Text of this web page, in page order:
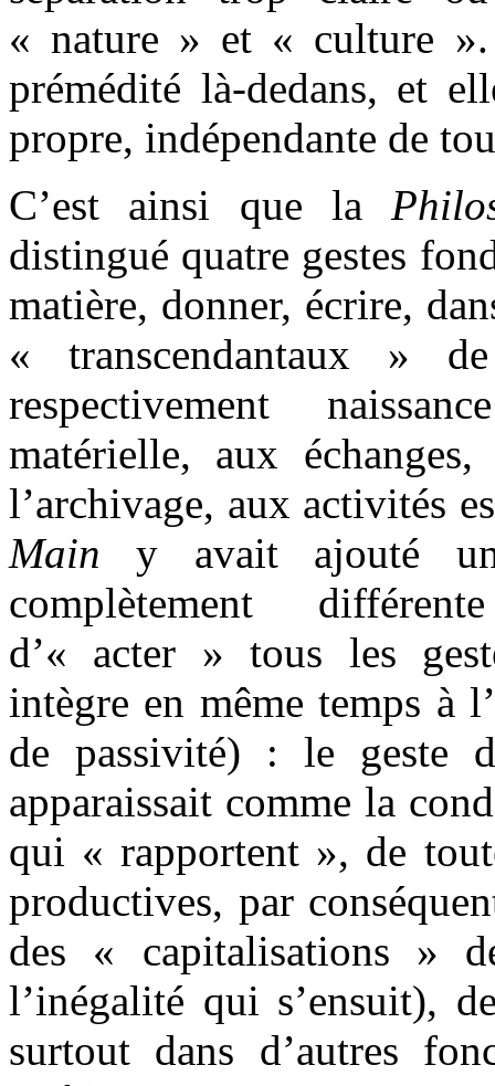
« nature » et « culture
prémédité là-dedans, et
propre, indépendante de
C’est ainsi que la
distingué quatre gestes
matière, donner, écrire,
« transcendantaux »
respectivement
matérielle, aux
l’archivage, aux activités
Main y avait ajouté un
complètement
d’« acter » tous les
intègre en même temps à
de passivité) : le geste
apparaissait comme la
qui « rapportent », de
productives, par
des « capitalisations »
l’inégalité qui s’ensuit),
surtout dans d’autres